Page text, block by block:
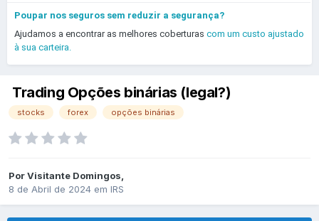
Poupar nos seguros sem reduzir a segurança?
Ajudamos a encontrar as melhores coberturas com um custo ajustado
à sua carteira.
Trading Opções binárias (legal?)
stocks forex opções binárias
PorVisitante Domingos,
8 de Abril de 2024 em IRS